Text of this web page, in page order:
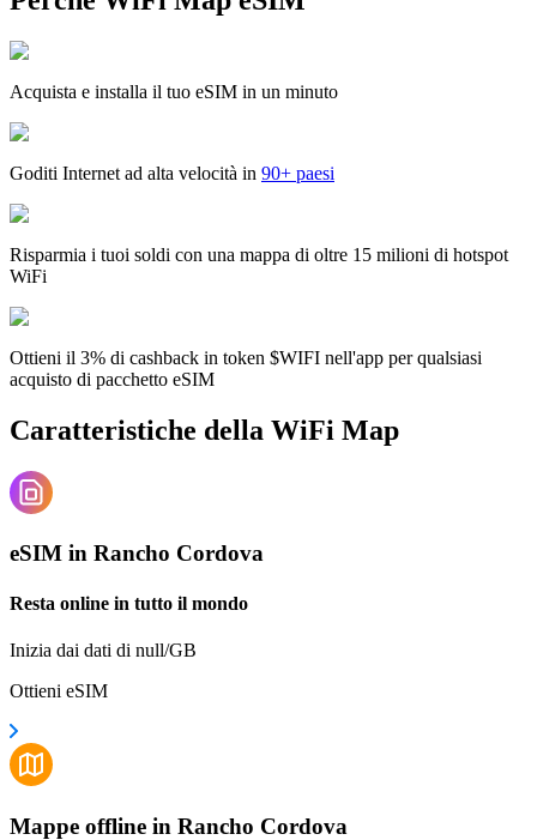
Acquista e installa il tuo eSIM in un minuto
Goditi Internet ad alta velocità in 90+ paesi
Risparmia i tuoi soldi con una mappa di oltre 15 milioni di hotspot
WiFi
Ottieni il 3% di cashback in token $WIFI nell'app per qualsiasi
acquisto di pacchetto eSIM
Caratteristiche della WiFi Map
eSIM in Rancho Cordova
Resta online in tutto il mondo
Inizia dai dati di null/GB
Ottieni eSIM
Mappe offline in Rancho Cordova